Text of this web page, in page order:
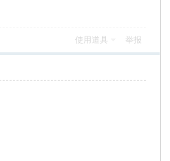
使用道具 举报